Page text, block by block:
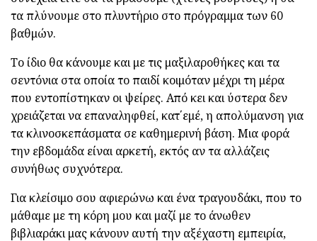
τα πλύνουμε στο πλυντήριο στο πρόγραμμα των 60
βαθμών.
Το ίδιο θα κάνουμε και με τις μαξιλαροθήκες και τα
σεντόνια στα οποία το παιδί κοιμόταν μέχρι τη μέρα
που εντοπίστηκαν οι ψείρες. Από κει και ύστερα δεν
χρειάζεται να επαναληφθεί, κατ΄εμέ, η απολύμανση για
τα κλινοσκεπάσματα σε καθημερινή βάση. Μια φορά
την εβδομάδα είναι αρκετή, εκτός αν τα αλλάζεις
συνήθως συχνότερα.
Για κλείσιμο σου αφιερώνω και ένα τραγουδάκι, που το
μάθαμε με τη κόρη μου και μαζί με το άνωθεν
βιβλιαράκι μας κάνουν αυτή την αξέχαστη εμπειρία,